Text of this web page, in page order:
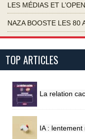
LES MÉDIAS ET
NAZA BOOSTE LES 80
TOP ARTICLES
La relation
IA : lentement